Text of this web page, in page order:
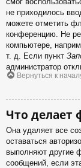
не приходилось
можете отметить
конференцию. Не
компьютере,
т. д. Если пункт
администратор
Вернуться к
Что делает
Она удаляет все
оставаться
выполняют другие
сообщений, если